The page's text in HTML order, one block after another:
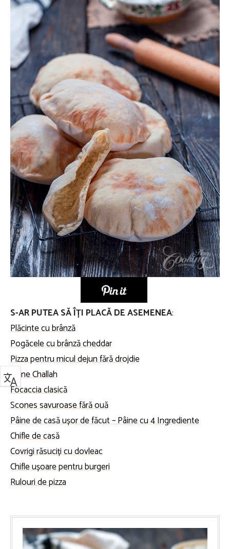
S-AR PUTEA SĂ ÎȚI PLACĂ DE ASEMENEA:
Plăcinte cu brânză
Pogăcele cu brânză cheddar
Pizza pentru micul dejun fără drojdie
Pâine Challah
Focaccia clasică
Scones savuroase fără ouă
Pâine de casă ușor de făcut – Pâine cu 4 Ingrediente
Chifle de casă
Covrigi răsuciți cu dovleac
Chifle ușoare pentru burgeri
Rulouri de pizza